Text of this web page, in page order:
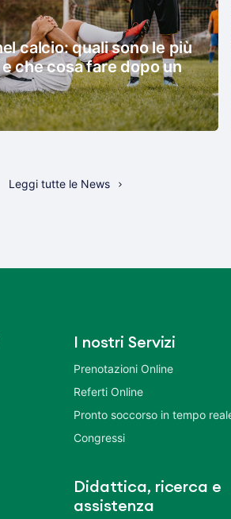
calcio: quali sono le più
che cosa fare dopo un
Leggi tutte le News
I nostri Servizi
Prenotazioni Online
Referti Online
Pronto soccorso in tempo
Congressi
Didattica, ricerca e
assistenza